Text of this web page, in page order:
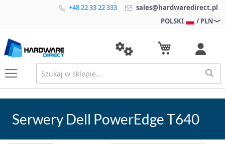
+48 22 33 22 333
sales@hardwaredirect.pl
POLSKI
/ PLN
Serwery Dell PowerEdge T640